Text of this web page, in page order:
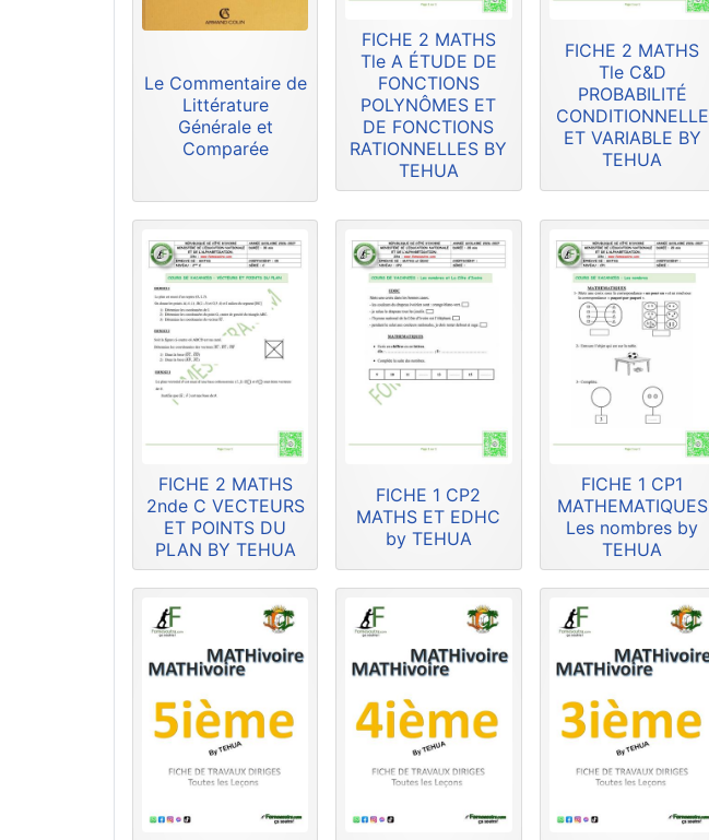
Le Commentaire de
Littérature
Générale et
Comparée
FICHE 2 MATHS
Tle A ÉTUDE DE
FONCTIONS
POLYNÔMES ET
DE FONCTIONS
RATIONNELLES BY
TEHUA
FICHE 2 MATHS
Tle C&D
PROBABILITÉ
CONDITIONNELLE
ET VARIABLE BY
TEHUA
FICHE 2 MATHS
2nde C VECTEURS
ET POINTS DU
PLAN BY TEHUA
FICHE 1 CP2
MATHS ET EDHC
by TEHUA
FICHE 1 CP1
MATHEMATIQUES
Les nombres by
TEHUA